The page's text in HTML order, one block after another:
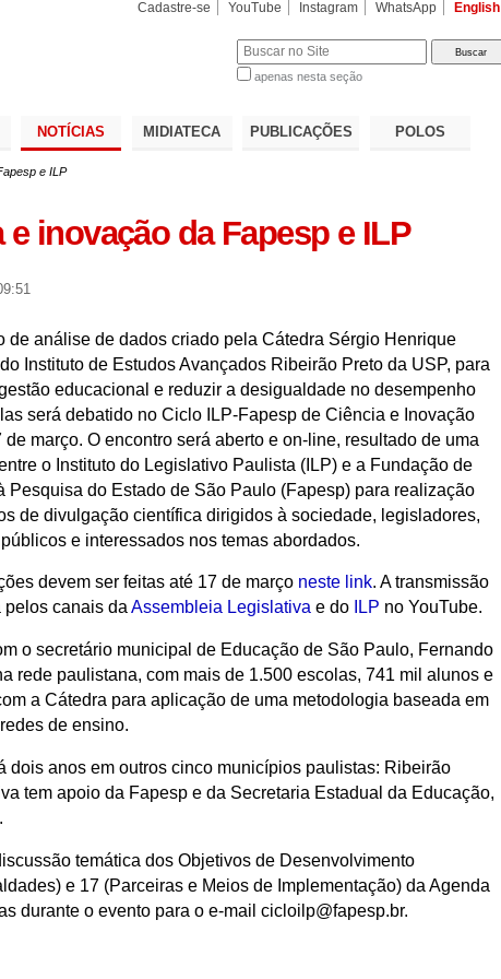
Cadastre-se YouTube Instagram WhatsApp English
apenas nesta seção
NOTÍCIAS MIDIATECA PUBLICAÇÕES POLOS
e ILP
inovação da Fapesp e ILP
de análise de dados criado pela Cátedra Sérgio Henrique
Instituto de Estudos Avançados Ribeirão Preto da USP, para
educacional e reduzir a desigualdade no desempenho
será debatido no Ciclo ILP-Fapesp de Ciência e Inovação
de março. O encontro será aberto e on-line, resultado de uma
o Instituto do Legislativo Paulista (ILP) e a Fundação de
Pesquisa do Estado de São Paulo (Fapesp) para realização
de divulgação científica dirigidos à sociedade, legisladores,
e interessados nos temas abordados.
devem ser feitas até 17 de março neste link. A transmissão
pelos canais da Assembleia Legislativa e do ILP no YouTube.
o secretário municipal de Educação de São Paulo, Fernando
rede paulistana, com mais de 1.500 escolas, 741 mil alunos e
a Cátedra para aplicação de uma metodologia baseada em
de ensino.
anos em outros cinco municípios paulistas: Ribeirão
tem apoio da Fapesp e da Secretaria Estadual da Educação,
temática dos Objetivos de Desenvolvimento
e 17 (Parceiras e Meios de Implementação) da Agenda
durante o evento para o e-mail cicloilp@fapesp.br.